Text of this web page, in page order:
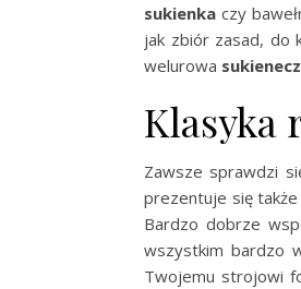
sukienka czy
jak zbiór zasad, do
welurowa
Klasyka
Zawsze sprawdzi
prezentuje się
Bardzo dobrze
wszystkim bardzo
Twojemu strojowi